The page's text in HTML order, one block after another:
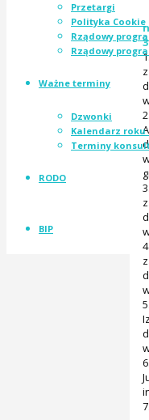
Przetargi
Polityka Cookie
Rządowy
Rządowy
Ważne terminy
Dzwonki
Kalendarz roku
Terminy
RODO
BIP